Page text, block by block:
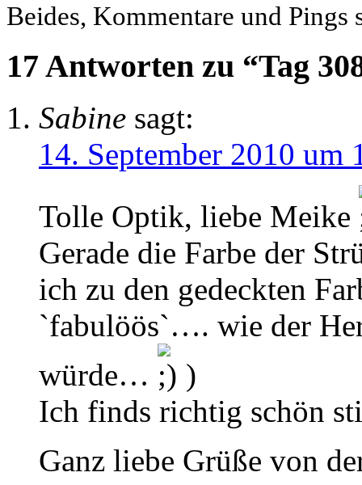
Beides, Kommentare und Pings
17 Antworten zu “Tag
Sabine sagt:
14. September 2010 um
Tolle Optik, liebe Meike
Gerade die Farbe der
ich zu den gedeckten
`fabulöös`…. wie der
würde…
)
Ich finds richtig schön
Ganz liebe Grüße von